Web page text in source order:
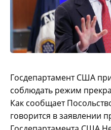
Госдепартамент США
соблюдать режим
Как сообщает
говорится в заявлении